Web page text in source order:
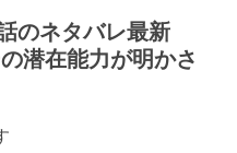
のネタバレ最新
潜在能力が明かさ